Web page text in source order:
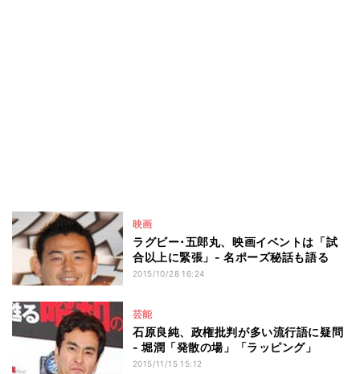
映画
ラグビー･五郎丸、映画イベントは「試
合以上に緊張」- 名ポーズ秘話も語る
2015/10/28 16:24
芸能
石原良純、政権批判が多い流行語に疑問
- 堀潤「発散の場」「ラッピング」
2015/11/15 15:12